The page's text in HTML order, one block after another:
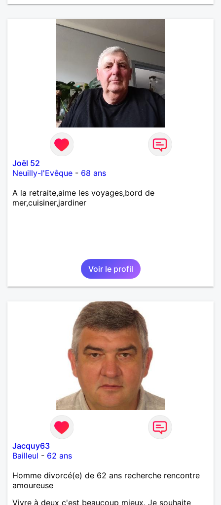
Joël 52
Neuilly-l'Evêque - 68 ans
A la retraite,aime les voyages,bord de
mer,cuisiner,jardiner
Voir le profil
Jacquy63
Bailleul - 62 ans
Homme divorcé(e) de 62 ans recherche rencontre
amoureuse
Vivre à deux c'est beaucoup mieux. Je souhaite